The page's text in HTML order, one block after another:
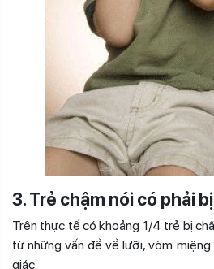
3. Trẻ chậm nói có phải
Trên thực tế có khoảng 1/4 trẻ bị
từ những vấn đề về lưỡi, vòm
giác.